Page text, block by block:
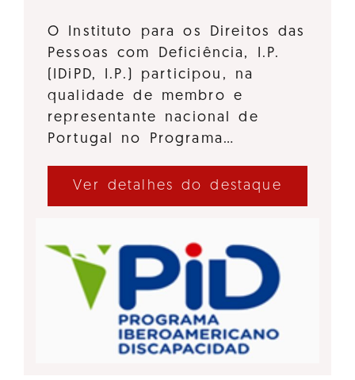
O Instituto para os Direitos das
Pessoas com Deficiência, I.P.
(IDiPD, I.P.) participou, na
qualidade de membro e
representante nacional de
Portugal no Programa…
Ver detalhes do destaque